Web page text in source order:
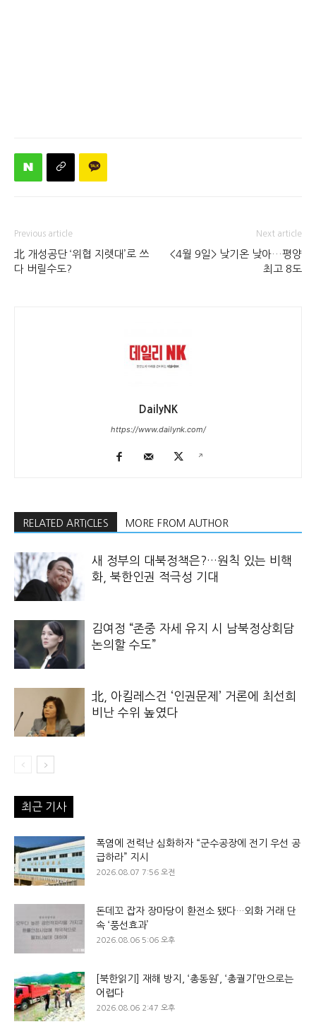
Previous article
北 개성공단 ‘위협 지렛대’로 쓰
다 버릴수도?
Next article
<4월 9일> 낮기온 낮아…평양
최고 8도
DailyNK
https://www.dailynk.com/
RELATED ARTICLES MORE FROM AUTHOR
새 정부의 대북정책은?…원칙 있는 비핵
화, 북한인권 적극성 기대
김여정 “존중 자세 유지 시 남북정상회담
논의할 수도”
北, 아킬레스건 ‘인권문제’ 거론에 최선희
비난 수위 높였다
최근 기사
폭염에 전력난 심화하자 “군수공장에 전기 우선 공
급하라” 지시
2026.08.07 7:56 오전
돈데꼬 잡자 장마당이 환전소 됐다…외화 거래 단
속 ‘풍선효과’
2026.08.06 5:06 오후
[북한읽기] 재해 방지, ‘총동원’, ‘총궐기’만으로는
어렵다
2026.08.06 2:47 오후